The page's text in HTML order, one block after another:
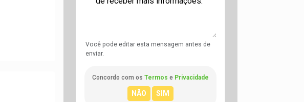
Você pode editar esta mensagem antes de
enviar.
Concordo com os Termos e Privacidade